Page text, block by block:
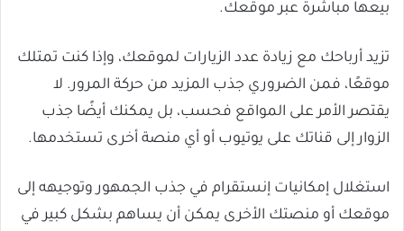
بيعها مباشرة عبر موقعك.
تزيد أرباحك مع زيادة عدد الزيارات لموقعك، وإذا كنت تمتلك
موقعًا، فمن الضروري جذب المزيد من حركة المرور. لا
يقتصر الأمر على المواقع فحسب، بل يمكنك أيضًا جذب
الزوار إلى قناتك على يوتيوب أو أي منصة أخرى تستخدمها.
استغلال إمكانيات إنستقرام في جذب الجمهور وتوجيهه إلى
موقعك أو منصتك الأخرى يمكن أن يساهم بشكل كبير في